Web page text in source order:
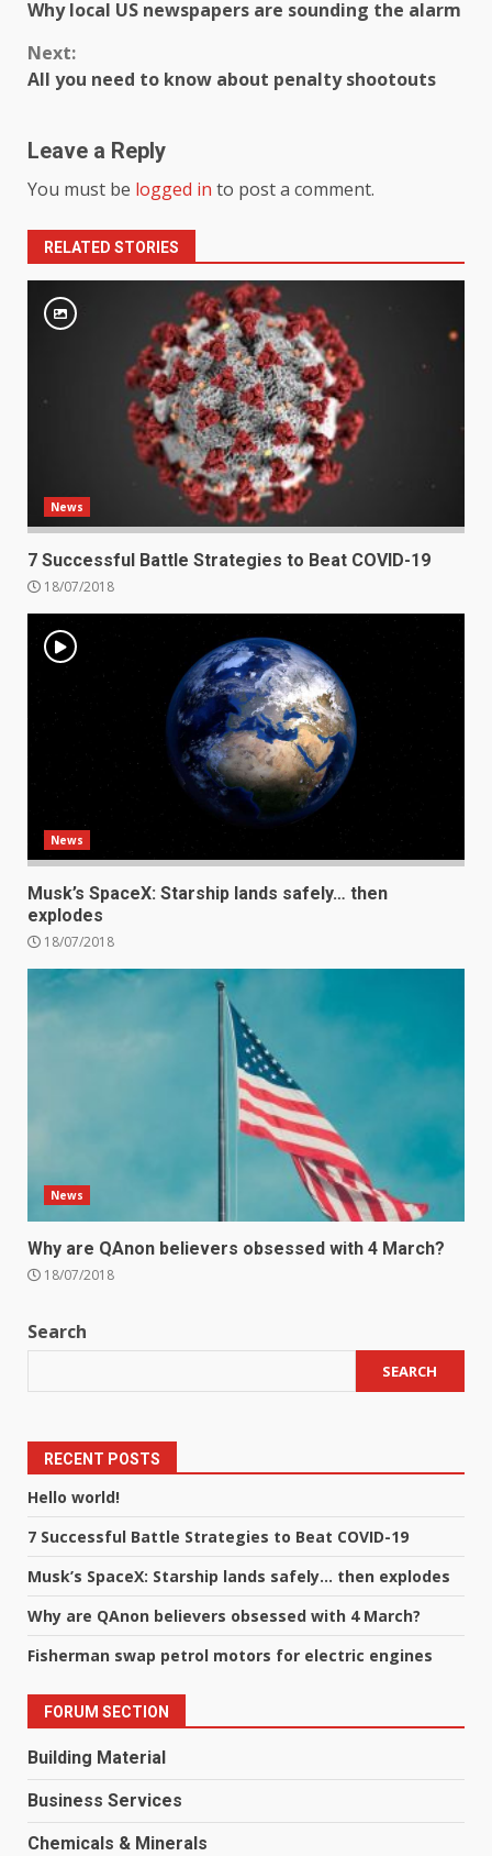
Reading
Why local US newspapers are sounding the alarm
Next:
All you need to know about penalty shootouts
Leave a Reply
You must be logged in to post a comment.
RELATED STORIES
News
7 Successful Battle Strategies to Beat COVID-19
18/07/2018
News
Musk’s SpaceX: Starship lands safely… then
explodes
18/07/2018
News
Why are QAnon believers obsessed with 4 March?
18/07/2018
Search
SEARCH
RECENT POSTS
Hello world!
7 Successful Battle Strategies to Beat COVID-19
Musk’s SpaceX: Starship lands safely… then explodes
Why are QAnon believers obsessed with 4 March?
Fisherman swap petrol motors for electric engines
FORUM SECTION
Building Material
Business Services
Chemicals & Minerals